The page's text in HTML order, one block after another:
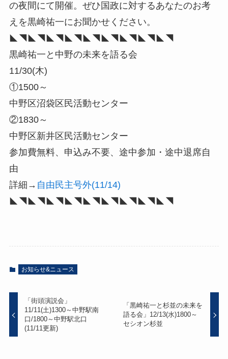
の夜間にて開催。ぜひ国政に対するあなたのお考
えを黒崎祐一にお聞かせください。
◣◥◣◥◣◥◣◥◣◥◣◥◣◥◣◥◣◥
黒崎祐一と中野の未来を語る会
11/30(木)
①1500～
中野区沼袋区民活動センター
②1830～
中野区新井区民活動センター
参加費無料、申込み不要、途中参加・途中退席自
由
詳細→ 自由民主号外(11/14)
◣◥◣◥◣◥◣◥◣◥◣◥◣◥◣◥◣◥
お知らせ&ニュース
「街頭演説会」
11/11(土)1300～中野駅南
口/1800～中野駅北口
(11/11更新)
「黒崎祐一と杉並の未来を
語る会」12/13(水)1800～
セシオン杉並